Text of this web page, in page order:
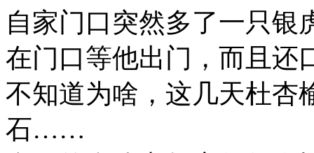
自家门口突然多了一只银
在门口等他出门，而且
不知道为啥，这几天杜杏
石……